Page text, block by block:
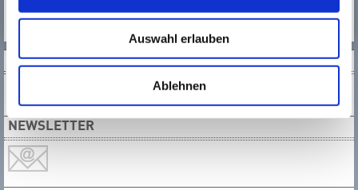
Auswahl erlauben
Ablehnen
SOCIAL MEDIA
NEWSLETTER